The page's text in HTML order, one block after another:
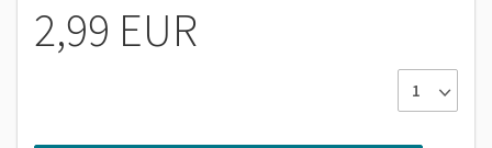
2,99 EUR